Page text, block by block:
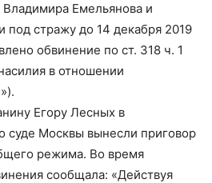
Емельянова и
под стражу до 14 декабря 2019
обвинение по ст. 318 ч. 1
в отношении
Егору Лесных в
суде Москвы вынесли приговор
режима. Во время
сообщала: «Действуя